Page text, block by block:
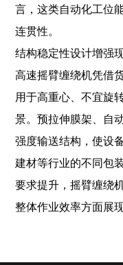
言，这类自动化工位
连贯性。
结构稳定性设计增强
高速摇臂缠绕机凭借
用于高重心、不宜旋
景。预拉伸膜架、自
强度输送结构，使设
建材等行业的不同包
要求提升，摇臂缠绕
整体作业效率方面展